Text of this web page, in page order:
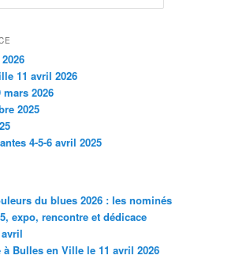
11 avril 2026
2026
2025
4-5-6 avril 2025
du blues 2026 : les nominés
expo, rencontre et dédicace
Bulles en Ville le 11 avril 2026